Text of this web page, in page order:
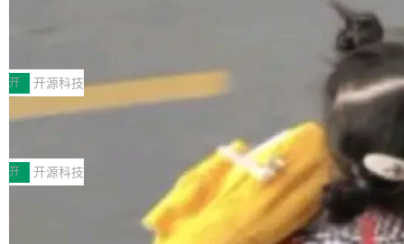
MPComm将作为一种传输引擎接入Mooncake T
ENT，实现零拷贝传输性能提升30%、非零拷贝
传输性能最高提升5倍。UCL-MPComm底层基
于自研UCL-Engine通信引擎，后续腾讯网平将
持续开源更多基于UCL-Engine的高性能通信组
件。 腾讯网平团队在UCL-MPComm中实现了一
个独立于业务线程的全局通信引擎（Engine），
型案例入选名单》，深信服“面向企业研发场景的
开源 AI 编程平台 CoStrict 应用”凭借卓越的技术
创新与落地成效成功入选。 全链路私有化部署，
助力企业AI研发安全落地 当前，越来越多企业已
经开始引入 AI Coding 工具，通过调用公有云模
型或企业内部部署模型提升研发效率。但随着 AI
Coding 从个人辅助工具逐步走向团队级、组织
级应用，企业在规模化落地过程中，对安全性、
开 开源科技
深信服AI算力网关入选工信部人工智能
前不久，工业和信息化部正式发布《2025年人工
智能应用典型案例名单》，集中展示人工智能在
各领域的应用成果，覆盖技术底座、行业赋能、
产品应用、支撑保障、专题等五大方向。深信服
AI算力网关（AI创新平台）成功入选！ 随着各行
开 开源科技
Jeff Dean 离开 Google：一个时代的结
束，一个实验室的开始
Google 员工编号 20。MapReduce 作者之一。